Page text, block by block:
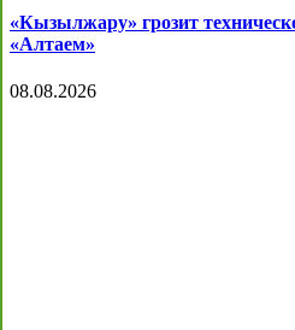
«Кызылжару» грозит
«Алтаем»
08.08.2026